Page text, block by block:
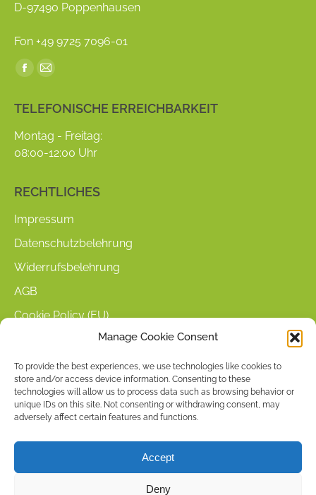
Manage Cookie Consent
To provide the best experiences, we use technologies like cookies to
store and/or access device information. Consenting to these
technologies will allow us to process data such as browsing behavior or
unique IDs on this site. Not consenting or withdrawing consent, may
adversely affect certain features and functions.
Accept
Deny
D-97490 Poppenhausen
Fon +49 9725 7096-01
Find us on:
Facebook
opens
in
new
Mail
opens
in
new
TELEFONISCHE ERREICHBARKEIT
Montag - Freitag:
08:00-12:00 Uhr
RECHTLICHES
Impressum
Datenschutzbelehrung
Widerrufsbelehrung
AGB
Cookie Policy (EU)
Mein Konto
Warenkorb
Zahlungsarten